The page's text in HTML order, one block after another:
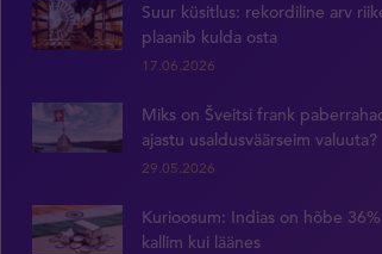
Suur küsitlus: rekordiline arv
plaanib kulda osta
17.06.2026
Miks on Šveitsi frank
ajastu usaldusväärseim valuuta?
29.05.2026
Kurioosum: Indias on hõbe 36%
kallim kui läänes